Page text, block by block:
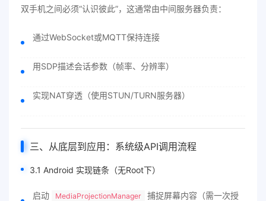
双手机之间必须“认识彼此”，这通常由中间服务器负责：
通过WebSocket或MQTT保持连接
用SDP描述会话参数（帧率、分辨率）
实现NAT穿透（使用STUN/TURN服务器）
三、从底层到应用：系统级API调用流程
3.1 Android 实现链条（无Root下）
启动 MediaProjectionManager
捕捉屏幕内容（需一次授